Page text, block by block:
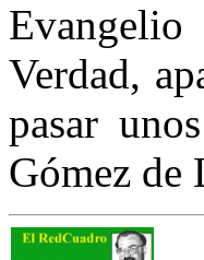
Verdad,
pasar
Gómez de